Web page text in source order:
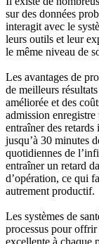
sur des données
interagit avec le
leurs outils et leur
le même niveau de
Les avantages de
de meilleurs
améliorée et des
admission
entraîner des
jusqu’à 30 minutes
quotidiennes de
entraîner un retard
d’opération, ce qui
autrement productif.
Les systèmes de
processus pour
excellente à chaque